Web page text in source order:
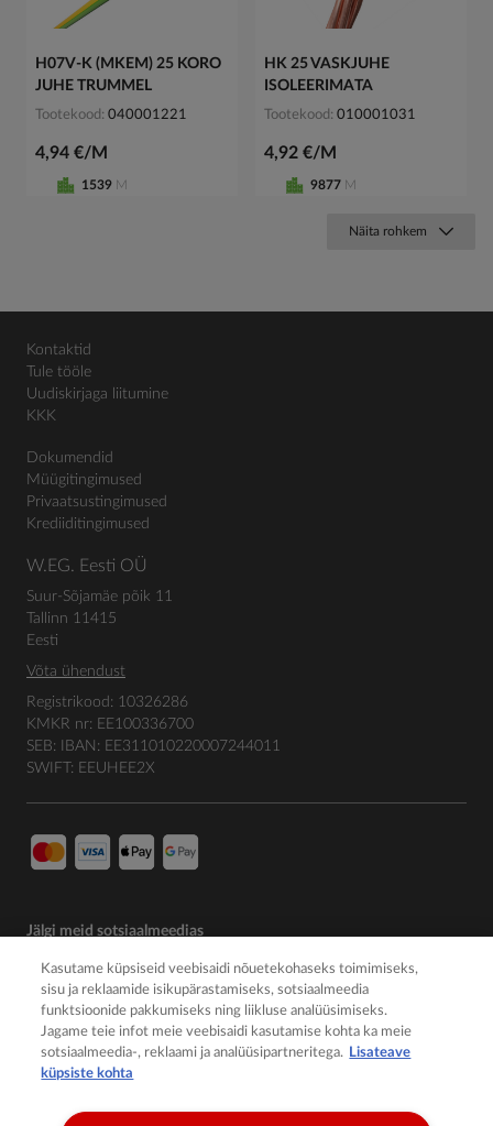
H07V-K (MKEM) 25 KORO
JUHE TRUMMEL
Tootekood 040001221
4,94 €/M
1539 M
HK 25 VASKJUHE
ISOLEERIMATA
Tootekood 010001031
4,92 €/M
9877 M
Näita rohkem
Kontaktid
Tule tööle
Uudiskirjaga liitumine
KKK
Dokumendid
Müügitingimused
Privaatsustingimused
Krediiditingimused
W.EG. Eesti OÜ
Suur-Sõjamäe põik 11
Tallinn 11415
Eesti
Võta ühendust
Registrikood: 10326286
KMKR nr: EE100336700
SEB: IBAN: EE311010220007244011
SWIFT: EEUHEE2X
Jälgi meid sotsiaalmeedias
Kasutame küpsiseid veebisaidi nõuetekohaseks toimimiseks,
sisu ja reklaamide isikupärastamiseks, sotsiaalmeedia
funktsioonide pakkumiseks ning liikluse analüüsimiseks.
Jagame teie infot meie veebisaidi kasutamise kohta ka meie
sotsiaalmeedia-, reklaami ja analüüsipartneritega. Lisateave
küpsiste kohta